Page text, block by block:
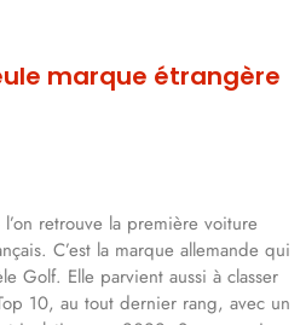
marque étrangère
retrouve la première voiture
C’est la marque allemande qui
Golf. Elle parvient aussi à classer
10, au tout dernier rang, avec un